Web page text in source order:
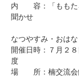
内 容：「ももた
聞かせ
なつやすみ・おは
開催日時：７月２
度
場 所：楠交流会